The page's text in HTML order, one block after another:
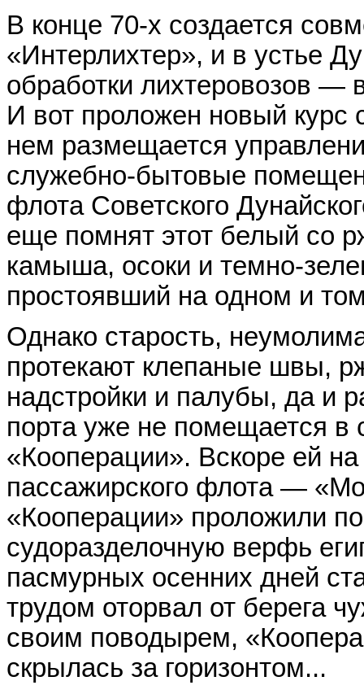
В конце 70-х создается
«Интерлихтер», и в устье
обработки лихтеровозов —
И вот проложен новый
нем размещается
служебно-бытовые
флота Советского
еще помнят этот белый со
камыша, осоки и темно-
простоявший на одном и
Однако старость,
протекают клепаные швы,
надстройки и палубы, да и
порта уже не помещается
«Кооперации». Вскоре ей
пассажирского флота —
«Кооперации» проложили
судоразделочную верфь
пасмурных осенних дней
трудом оторвал от берега
своим поводырем,
скрылась за горизонтом...